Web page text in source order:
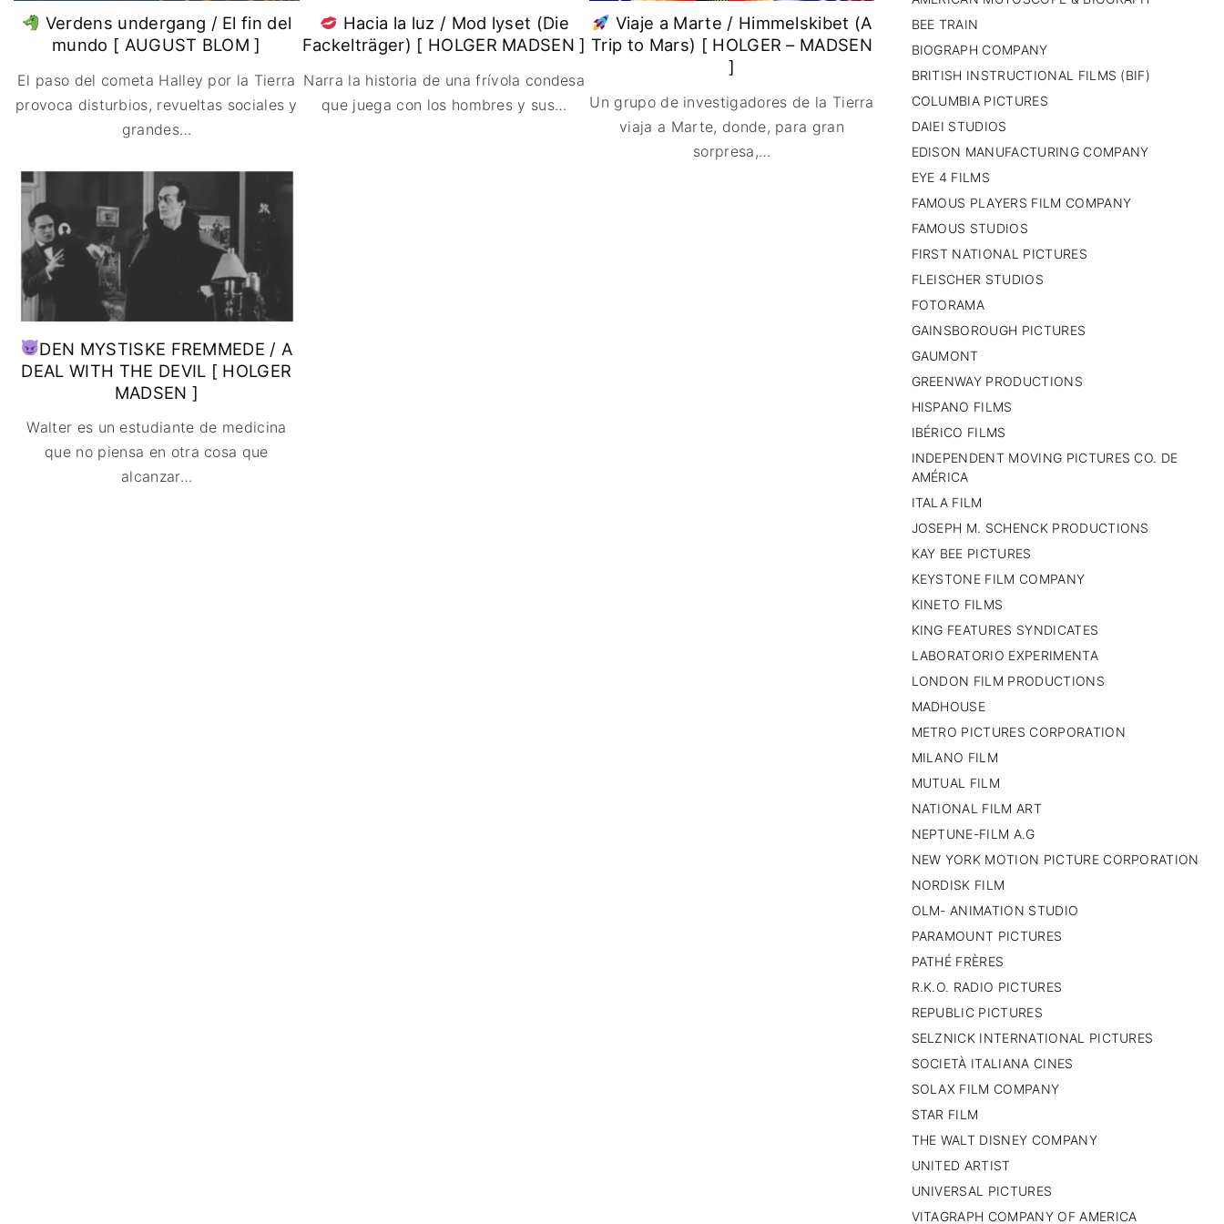
FANTÁSTICO
MUSICAL
WESTERN / CHAMBARA
PAISES BAJOS
SUECIA
Verdens undergang / El fin del
mundo [ AUGUST BLOM ]
El paso del cometa Halley por la Tierra
provoca disturbios, revueltas sociales y
grandes…
Hacia la luz / Mod lyset (Die
Fackelträger) [ HOLGER MADSEN ]
Narra la historia de una frívola condesa
que juega con los hombres y sus…
Viaje a Marte / Himmelskibet (A
Trip to Mars) [ HOLGER – MADSEN
]
Un grupo de investigadores de la Tierra
viaja a Marte, donde, para gran
sorpresa,…
DEN MYSTISKE FREMMEDE / A
DEAL WITH THE DEVIL [ HOLGER
MADSEN ]
Walter es un estudiante de medicina
que no piensa en otra cosa que
alcanzar…
BEE TRAIN
BIOGRAPH COMPANY
BRITISH INSTRUCTIONAL FILMS (BIF)
COLUMBIA PICTURES
DAIEI STUDIOS
EDISON MANUFACTURING COMPANY
EYE 4 FILMS
FAMOUS PLAYERS FILM COMPANY
FAMOUS STUDIOS
FIRST NATIONAL PICTURES
FLEISCHER STUDIOS
FOTORAMA
GAINSBOROUGH PICTURES
GAUMONT
GREENWAY PRODUCTIONS
HISPANO FILMS
IBÉRICO FILMS
INDEPENDENT MOVING PICTURES CO. DE
AMÉRICA
ITALA FILM
JOSEPH M. SCHENCK PRODUCTIONS
KAY BEE PICTURES
KEYSTONE FILM COMPANY
KINETO FILMS
KING FEATURES SYNDICATES
LABORATORIO EXPERIMENTA
LONDON FILM PRODUCTIONS
MADHOUSE
METRO PICTURES CORPORATION
MILANO FILM
MUTUAL FILM
NATIONAL FILM ART
NEPTUNE-FILM A.G
NEW YORK MOTION PICTURE CORPORATION
NORDISK FILM
OLM- ANIMATION STUDIO
PARAMOUNT PICTURES
PATHÉ FRÈRES
R.K.O. RADIO PICTURES
REPUBLIC PICTURES
SELZNICK INTERNATIONAL PICTURES
SOCIETÀ ITALIANA CINES
SOLAX FILM COMPANY
STAR FILM
THE WALT DISNEY COMPANY
UNITED ARTIST
UNIVERSAL PICTURES
VITAGRAPH COMPANY OF AMERICA